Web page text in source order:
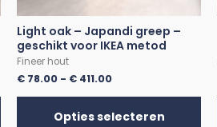
Light oak – Japandi greep –
geschikt voor IKEA metod
Fineer hout
€ 78.00 - € 411.00
Opties selecteren